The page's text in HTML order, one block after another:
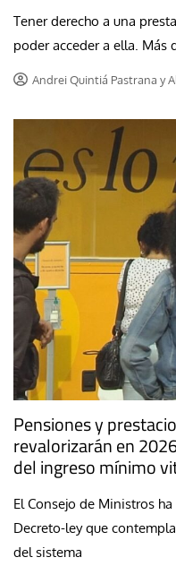
Tener derecho a una
poder acceder a ella. Más
Andrei Quintiá Pastrana y
Pensiones y
revalorizarán en
del ingreso mínimo
El Consejo de Ministros
Decreto-ley que
del sistema